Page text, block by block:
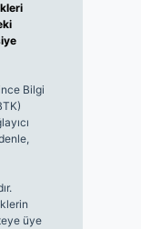
Bilgi
üye